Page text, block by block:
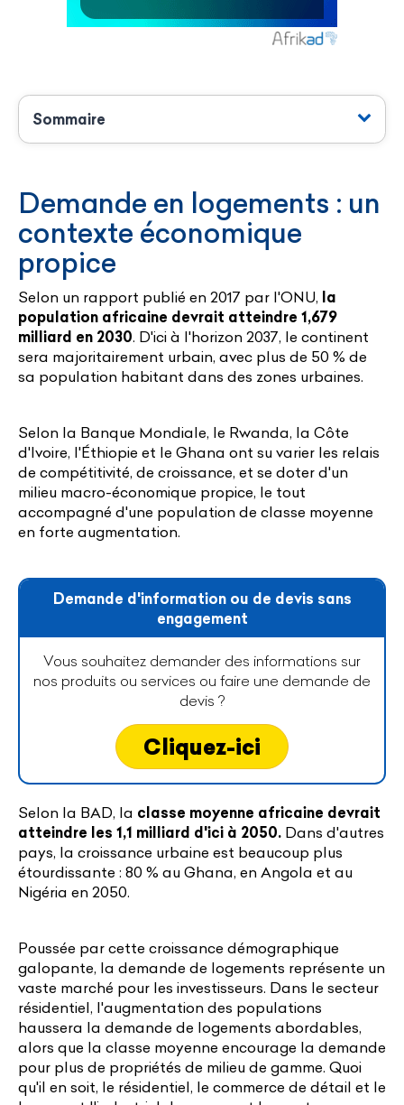
Sommaire
Demande en logements : un
contexte économique
propice
Selon un rapport publié en 2017 par l'ONU, la
population africaine devrait atteindre 1,679
milliard en 2030. D'ici à l'horizon 2037, le continent
sera majoritairement urbain, avec plus de 50 % de
sa population habitant dans des zones urbaines.
Selon la Banque Mondiale, le Rwanda, la Côte
d'Ivoire, l'Éthiopie et le Ghana ont su varier les relais
de compétitivité, de croissance, et se doter d'un
milieu macro-économique propice, le tout
accompagné d'une population de classe moyenne
en forte augmentation.
Demande d'information ou de devis sans
engagement
Vous souhaitez demander des informations sur
nos produits ou services ou faire une demande de
devis ?
Cliquez-ici
Selon la BAD, la classe moyenne africaine devrait
atteindre les 1,1 milliard d'ici à 2050. Dans d'autres
pays, la croissance urbaine est beaucoup plus
étourdissante : 80 % au Ghana, en Angola et au
Nigéria en 2050.
Poussée par cette croissance démographique
galopante, la demande de logements représente un
vaste marché pour les investisseurs. Dans le secteur
résidentiel, l'augmentation des populations
haussera la demande de logements abordables,
alors que la classe moyenne encourage la demande
pour plus de propriétés de milieu de gamme. Quoi
qu'il en soit, le résidentiel, le commerce de détail et le